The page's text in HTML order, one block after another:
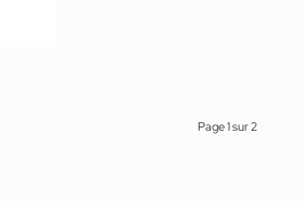
Page 1 sur 2